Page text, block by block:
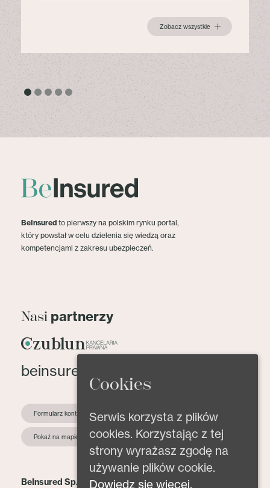
Zobacz wszystkie
BeInsured to pierwszy na polskim rynku portal,
który powstał w celu dzielenia się wiedzą oraz
kompetencjami z zakresu ubezpieczeń.
Nasi partnerzy
beinsured@beinsured.pl
Formularz kontaktowy
Pokaż na mapie
BeInsured Sp. z o.o.
Cookies
Serwis korzysta z plików
cookies. Korzystając z tej
strony wyrażasz zgodę na
używanie plików cookie.
Dowiedz się więcej.